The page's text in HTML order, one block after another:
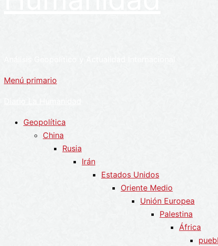
Menú primario
Geopolítica
China
Rusia
Irán
Estados Unidos
Oriente Medio
Unión Europea
Palestina
África